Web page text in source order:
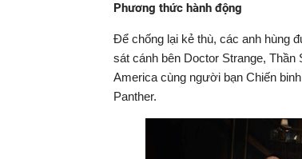
Phương thức hành động
Để chống lại kẻ thù, các anh hùng
sát cánh bên Doctor Strange,
America cùng người bạn Chiến
Panther.